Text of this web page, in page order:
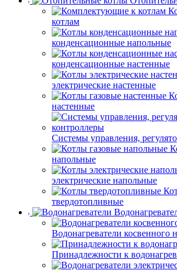
котлам
конденсационные напольные
конденсационные настенные
электрические настенные
настенные
Системы управления,
напольные
электрические напольные
твердотопливные
Водонагреватели косвенного
Принадлежности к